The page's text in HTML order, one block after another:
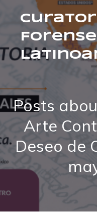
Forense
Posts
Arte
Deseo de